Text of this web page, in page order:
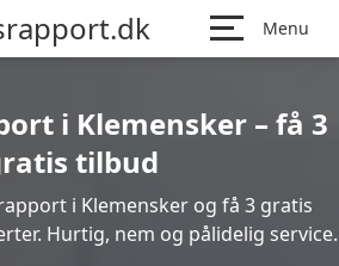
Menu
i Klemensker – få 3
tilbud
i Klemensker og få 3 gratis
Hurtig, nem og pålidelig service.